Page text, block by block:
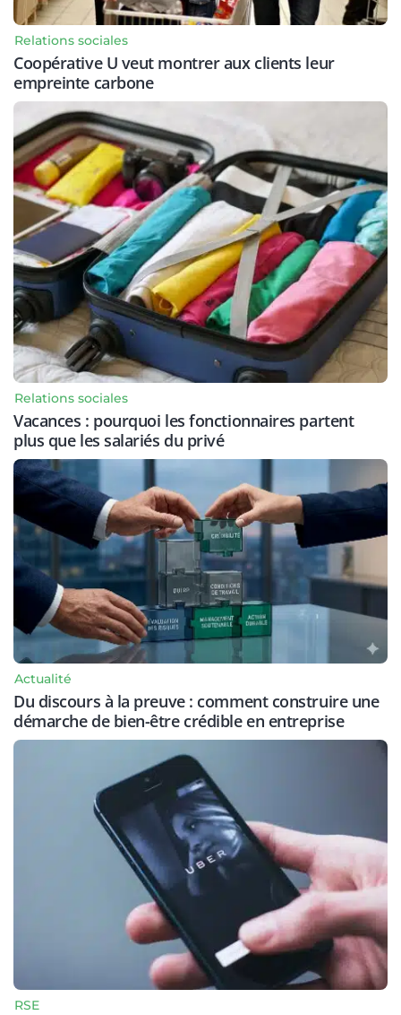
Relations sociales
Coopérative U veut montrer aux clients leur
empreinte carbone
Relations sociales
Vacances : pourquoi les fonctionnaires partent
plus que les salariés du privé
Actualité
Du discours à la preuve : comment construire une
démarche de bien-être crédible en entreprise
RSE